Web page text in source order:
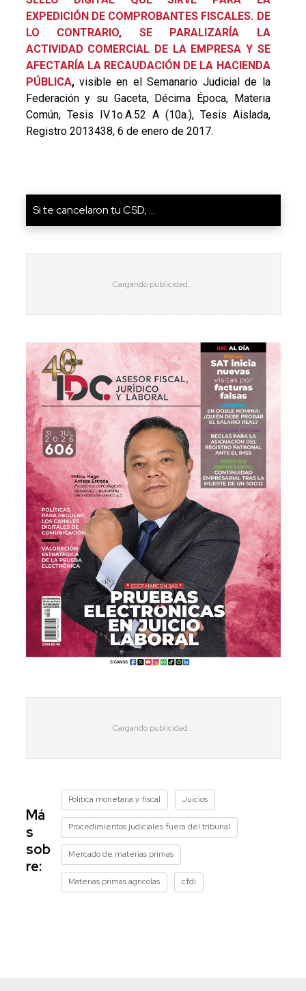
EXPEDICIÓN DE COMPROBANTES FISCALES. DE
LO CONTRARIO, SE PARALIZARÍA LA
ACTIVIDAD COMERCIAL DE LA EMPRESA Y SE
AFECTARÍA LA RECAUDACIÓN DE LA HACIENDA
PÚBLICA, visible en el Semanario Judicial de la
Federación y su Gaceta, Décima Época, Materia
Común, Tesis IV.1o.A.52 A (10a.), Tesis Aislada,
Registro 2013438, 6 de enero de 2017.
Si te cancelaron tu CSD, ...
Má
s
sob
re:
Política monetaria y fiscal Juicios
Procedimientos judiciales fuera del tribunal
Mercado de materias primas
Materias primas agrícolas cfdi